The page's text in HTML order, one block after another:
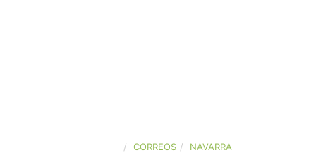
CORREOS NAVARRA